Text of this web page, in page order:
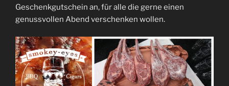
Geschenkgutschein an, für alle die gerne einen
genussvollen Abend verschenken wollen.